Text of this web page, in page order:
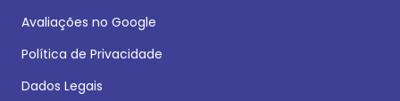
Avaliações no Google
Política de Privacidade
Dados Legais